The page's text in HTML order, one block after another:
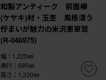
和製アンティーク 前面欅
(ケヤキ)材・玉杢 風格漂う
佇まいが魅力の米沢車箪笥
(R-046975)
幅：1,225㎜
奥行：695㎜
高さ：1,330㎜